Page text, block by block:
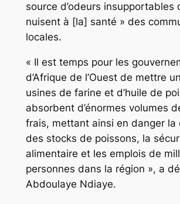
source d’odeurs insupportables
nuisent à [la] santé » des
locales.
« Il est temps pour les
d’Afrique de l’Ouest de mettre
usines de farine et d’huile de
absorbent d’énormes volumes
frais, mettant ainsi en danger la
des stocks de poissons, la
alimentaire et les emplois de
personnes dans la région », a
Abdoulaye Ndiaye.